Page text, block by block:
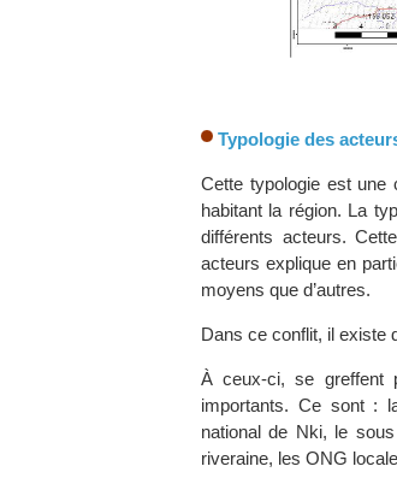
Typologie des
Cette typologie est une
habitant la région. La
différents acteurs.
acteurs explique en
moyens que d’autres.
Dans ce conflit, il existe
À ceux-ci, se greffent
importants. Ce sont :
national de Nki, le
riveraine, les ONG